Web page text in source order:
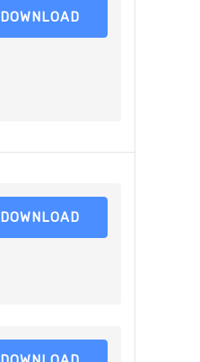
DOWNLOAD
DOWNLOAD